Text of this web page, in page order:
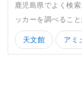
鹿児島県でよく検
ッカーを調べること
天文館 アミ